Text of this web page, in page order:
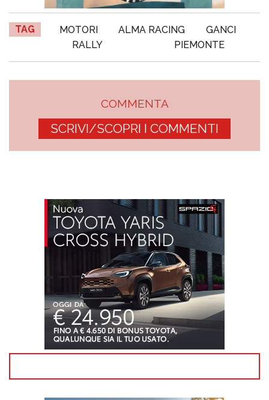
TAG MOTORI ALMA RACING
GANCI
RALLY
PIEMONTE
COMMENTA
SCRIVI/SCOPRI I COMMENTI